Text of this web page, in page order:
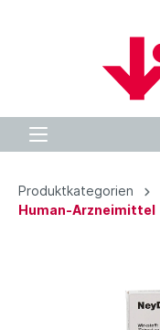
Produktkategorien
Human-Arzneimittel